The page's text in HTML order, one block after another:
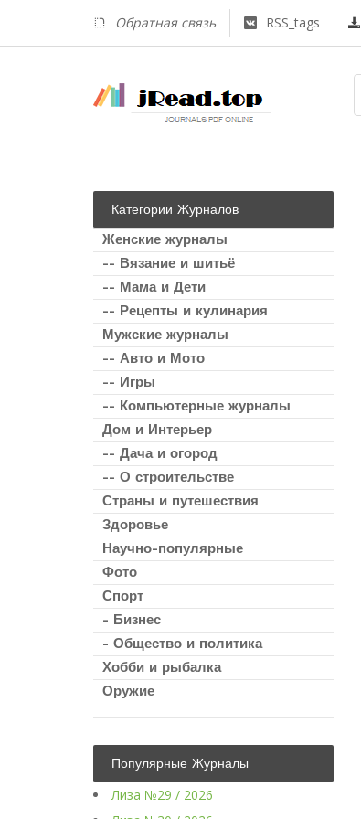
Обратная связь RSS_tags
Категории Журналов
Женские журналы
-- Вязание и шитьё
-- Мама и Дети
-- Рецепты и кулинария
Мужские журналы
-- Авто и Мото
-- Игры
-- Компьютерные журналы
Дом и Интерьер
-- Дача и огород
-- О строительстве
Страны и путешествия
Здоровье
Научно-популярные
Фото
Спорт
- Бизнес
- Общество и политика
Хобби и рыбалка
Оружие
Популярные Журналы
Лиза №29 / 2026